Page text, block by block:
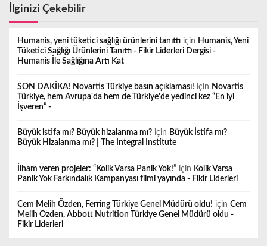
İlginizi Çekebilir
Humanis, yeni tüketici sağlığı ürünlerini tanıttı için Humanis, Yeni
Tüketici Sağlığı Ürünlerini Tanıttı - Fikir Liderleri Dergisi -
Humanis İle Sağlığına Artı Kat
SON DAKİKA! Novartis Türkiye basın açıklaması! için Novartis
Türkiye, hem Avrupa'da hem de Türkiye'de yedinci kez “En iyi
İşveren” -
Büyük istifa mı? Büyük hizalanma mı? için Büyük İstifa mı?
Büyük Hizalanma mı? | The Integral Institute
İlham veren projeler: “Kolik Varsa Panik Yok!” için Kolik Varsa
Panik Yok Farkındalık Kampanyası filmi yayında - Fikir Liderleri
Cem Melih Özden, Ferring Türkiye Genel Müdürü oldu! için Cem
Melih Özden, Abbott Nutrition Türkiye Genel Müdürü oldu -
Fikir Liderleri